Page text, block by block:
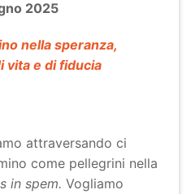
2025
nella speranza,
vita e di fiducia
attraversando ci
come pellegrini nella
in spem. Vogliamo